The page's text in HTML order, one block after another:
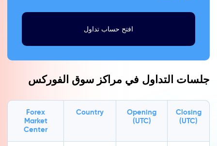
افتح حساب تداول
جلسات التداول في مراكز سوق الفوركس
Forex
Market
Center
Country
Opening
(UTC)
Closing
(UTC)